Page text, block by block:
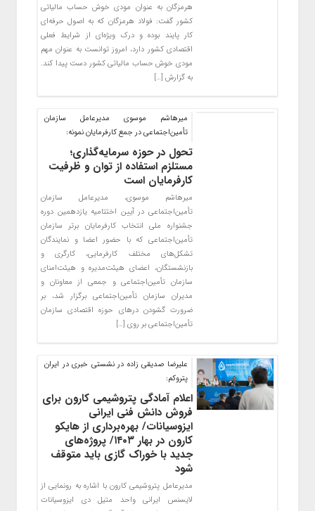
هرمزگان به عنوان مودی خوش حساب مالیاتی
کشور گفت: فولاد هرمزگان که به اصول حرفه‌ای
کار پایند بوده و درک ویژه‌ای از شرایط فعلی
اقتصادی کشور دارد، امروز توانست به عنوان مهم
مودی خوش حساب مالیاتی کشور دست پیدا کند.
به گزارش […]
میرهاشم موسوی مدیرعامل سازمان
تأمین‌اجتماعی در جمع کارفرمایان نمونه:
تحول در حوزه سرمایه‌گذاری؛
مستلزم استفاده از توان و ظرفیت
کارفرمایان است
میرهاشم موسوی، مدیرعامل سازمان
تأمین‌اجتماعی در آیین اختتامیه یازدهمین دوره
جشنواره ملی انتخاب کارفرمایان برتر سازمان
تأمین‌اجتماعی که با حضور اعضا و نمایندگان
تشکل‌های مختلف کارفرمایی، کارگری و
بازنشستگان، اعضای هیئت‌مدیره و هیئت‌امنای
سازمان تأمین‌اجتماعی و جمعی از معاونان و
مدیران سازمان تأمین‌اجتماعی برگزار شد، بر
ضرورت گشودن درهای حوزه اقتصادی سازمان
تأمین‌اجتماعی بر روی […]
علیرضا صدیقی زاده در نشستی خبری در ایران
پتروکم:
اعلام آمادگی پتروشیمی کارون برای
فروش دانش فنی ایرانی
ایزوسیانات/ بهره‌برداری از هایکو
کارون در بهار ۱۴۰۳/ پروژه‌های
جدید با خوراک گازی باید متوقف
شود
مدیرعامل پتروشیمی کارون با اشاره به رونمایی از
لایسنس ایرانی واحد متیل دی ایزوسیانات